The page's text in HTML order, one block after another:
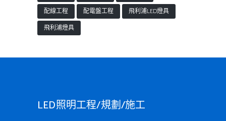
配線工程
配電盤工程
飛利浦LED燈具
飛利浦燈具
LED照明工程/規劃/施工